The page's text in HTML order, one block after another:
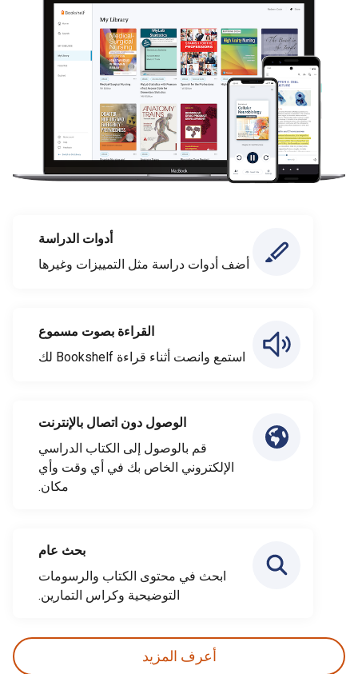
أدوات الدراسة
أضف أدوات دراسة مثل التمييزات وغيرها
القراءة بصوت مسموع
استمع وانصت أثناء قراءة Bookshelf لك
الوصول دون اتصال بالإنترنت
قم بالوصول إلى الكتاب الدراسي
الإلكتروني الخاص بك في أي وقت وأي
مكان.
بحث عام
ابحث في محتوى الكتاب والرسومات
التوضيحية وكراس التمارين.
أعرف المزيد